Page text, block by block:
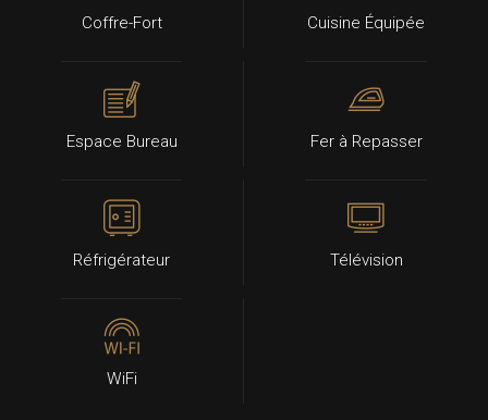
Coffre-Fort Cuisine Équipée
Espace Bureau Fer à Repasser
Réfrigérateur Télévision
WiFi